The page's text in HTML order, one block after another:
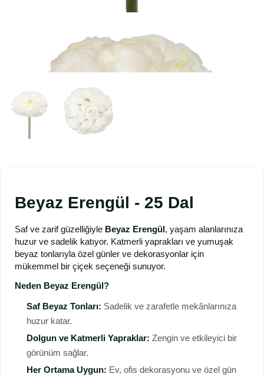
Beyaz Erengül - 25 Dal
Saf ve zarif güzelliğiyle Beyaz Erengül, yaşam alanlarınıza
huzur ve sadelik katıyor. Katmerli yaprakları ve yumuşak
beyaz tonlarıyla özel günler ve dekorasyonlar için
mükemmel bir çiçek seçeneği sunuyor.
Neden Beyaz Erengül?
Saf Beyaz Tonları: Sadelik ve zarafetle mekânlarınıza
huzur katar.
Dolgun ve Katmerli Yapraklar: Zengin ve etkileyici bir
görünüm sağlar.
Her Ortama Uygun: Ev, ofis dekorasyonu ve özel gün